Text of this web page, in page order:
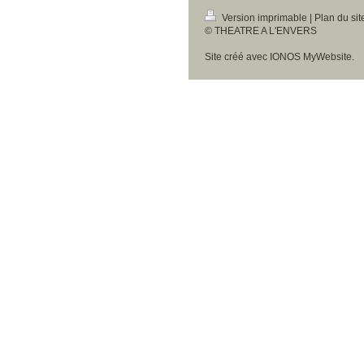
Version imprimable
Plan du
© THEATRE A L'ENVERS
Site créé avec IONOS MyWebsite